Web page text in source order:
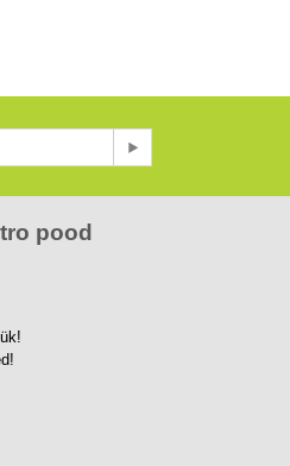
pood